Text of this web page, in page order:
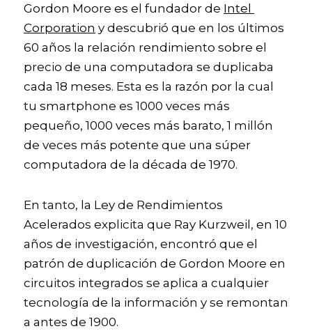
Gordon Moore es el fundador de Intel
Corporation y descubrió que en los últimos
60 años la relación rendimiento sobre el
precio de una computadora se duplicaba
cada 18 meses. Esta es la razón por la cual
tu smartphone es 1000 veces más
pequeño, 1000 veces más barato, 1 millón
de veces más potente que una súper
computadora de la década de 1970.
En tanto, la Ley de Rendimientos
Acelerados explicita que Ray Kurzweil, en 10
años de investigación, encontró que el
patrón de duplicación de Gordon Moore en
circuitos integrados se aplica a cualquier
tecnología de la información y se remontan
a antes de 1900.